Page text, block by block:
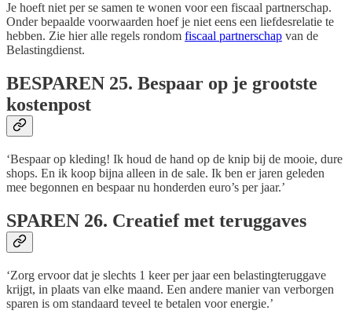
Je hoeft niet per se samen te wonen voor een fiscaal partnerschap.
Onder bepaalde voorwaarden hoef je niet eens een liefdesrelatie te
hebben. Zie hier alle regels rondom fiscaal partnerschap van de
Belastingdienst.
BESPAREN 25. Bespaar op je grootste
kostenpost
‘Bespaar op kleding! Ik houd de hand op de knip bij de mooie, dure
shops. En ik koop bijna alleen in de sale. Ik ben er jaren geleden
mee begonnen en bespaar nu honderden euro’s per jaar.’
SPAREN 26. Creatief met teruggaves
‘Zorg ervoor dat je slechts 1 keer per jaar een belastingteruggave
krijgt, in plaats van elke maand. Een andere manier van verborgen
sparen is om standaard teveel te betalen voor energie.’